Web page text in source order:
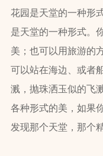
花园是天堂的一种形
是天堂的一种形式。
美；也可以用旅游的
可以站在海边、或者
溅，抛珠洒玉似的飞
各种形式的美，如果
发现那个天堂，那个